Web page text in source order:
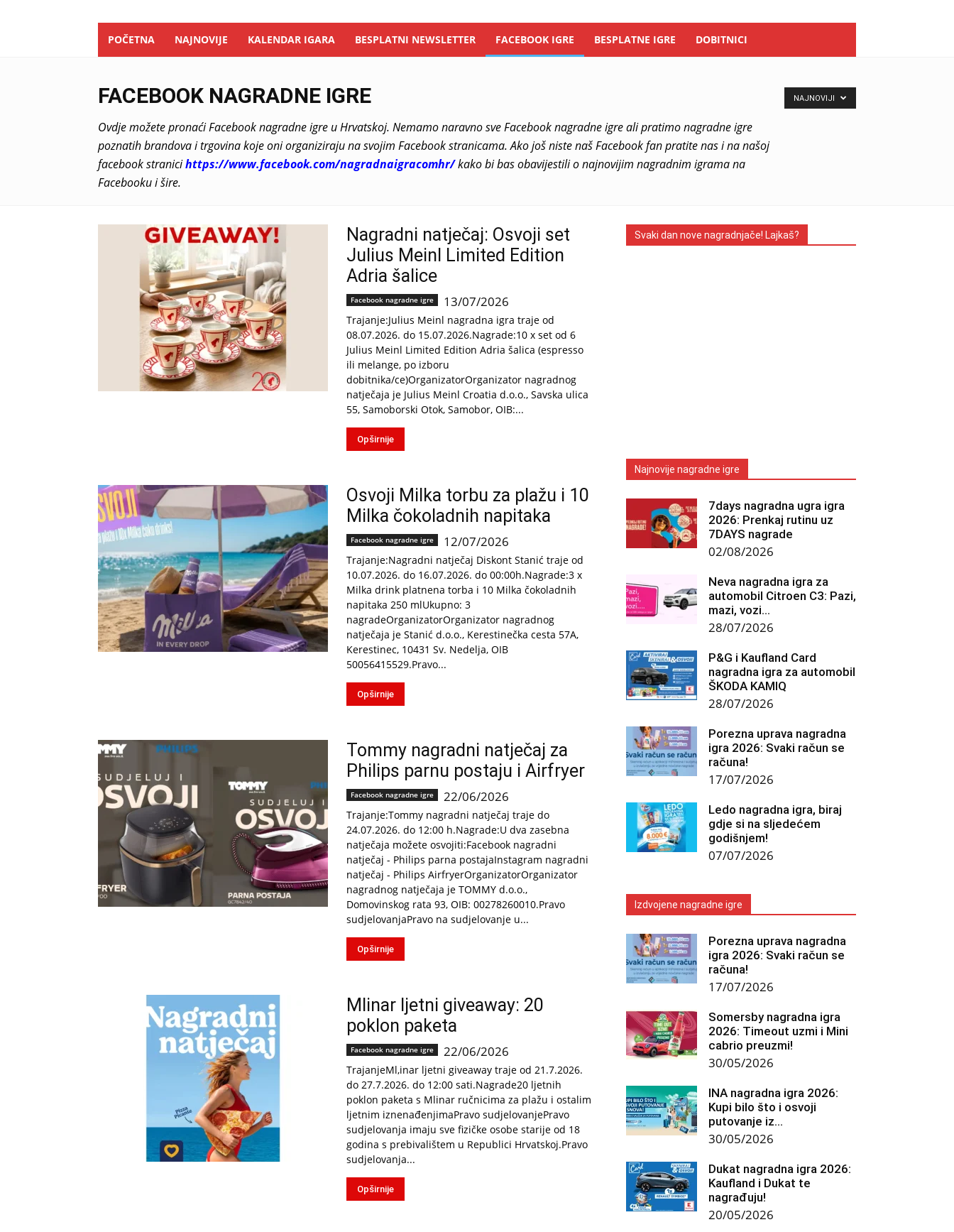
POČETNA NAJNOVIJE KALENDAR IGARA BESPLATNI NEWSLETTER FACEBOOK IGRE BESPLATNE IGRE DOBITNICI
FACEBOOK NAGRADNE IGRE
Ovdje možete pronaći Facebook nagradne igre u Hrvatskoj. Nemamo naravno sve Facebook nagradne igre ali pratimo nagradne igre
poznatih brandova i trgovina koje oni organiziraju na svojim Facebook stranicama. Ako još niste naš Facebook fan pratite nas i na našoj
facebook stranicihttps://www.facebook.com/nagradnaigracomhr/kako bi bas obavijestili o najnovijim nagradnim igrama na
Facebooku i šire.
NAJNOVIJI
Nagradni natječaj: Osvoji set
Julius Meinl Limited Edition
Adria šalice
Facebook nagradne igre 13/07/2026
Trajanje:Julius Meinl nagradna igra traje od
08.07.2026. do 15.07.2026.Nagrade:10 x set od 6
Julius Meinl Limited Edition Adria šalica (espresso
ili melange, po izboru
dobitnika/ce)OrganizatorOrganizator nagradnog
natječaja je Julius Meinl Croatia d.o.o., Savska ulica
55, Samoborski Otok, Samobor, OIB:...
Opširnije
Osvoji Milka torbu za plažu i 10
Milka čokoladnih napitaka
Facebook nagradne igre 12/07/2026
Trajanje:Nagradni natječaj Diskont Stanić traje od
10.07.2026. do 16.07.2026. do 00:00h.Nagrade:3 x
Milka drink platnena torba i 10 Milka čokoladnih
napitaka 250 mlUkupno: 3
nagradeOrganizatorOrganizator nagradnog
natječaja je Stanić d.o.o., Kerestinečka cesta 57A,
Kerestinec, 10431 Sv. Nedelja, OIB
50056415529.Pravo...
Opširnije
Tommy nagradni natječaj za
Philips parnu postaju i Airfryer
Facebook nagradne igre 22/06/2026
Trajanje:Tommy nagradni natječaj traje do
24.07.2026. do 12:00 h.Nagrade:U dva zasebna
natječaja možete osvojiti:Facebook nagradni
natječaj - Philips parna postajaInstagram nagradni
natječaj - Philips AirfryerOrganizatorOrganizator
nagradnog natječaja je TOMMY d.o.o.,
Domovinskog rata 93, OIB: 00278260010.Pravo
sudjelovanjaPravo na sudjelovanje u...
Opširnije
Mlinar ljetni giveaway: 20
poklon paketa
Facebook nagradne igre 22/06/2026
TrajanjeMl,inar ljetni giveaway traje od 21.7.2026.
do 27.7.2026. do 12:00 sati.Nagrade20 ljetnih
poklon paketa s Mlinar ručnicima za plažu i ostalim
ljetnim iznenađenjimaPravo sudjelovanjePravo
sudjelovanja imaju sve fizičke osobe starije od 18
godina s prebivalištem u Republici Hrvatskoj.Pravo
sudjelovanja...
Opširnije
Svaki dan nove nagradnjače! Lajkaš?
Najnovije nagradne igre
7days nagradna ugra igra
2026: Prenkaj rutinu uz
7DAYS nagrade
02/08/2026
Neva nagradna igra za
automobil Citroen C3: Pazi,
mazi, vozi…
28/07/2026
P&G i Kaufland Card
nagradna igra za automobil
ŠKODA KAMIQ
28/07/2026
Porezna uprava nagradna
igra 2026: Svaki račun se
računa!
17/07/2026
Ledo nagradna igra, biraj
gdje si na sljedećem
godišnjem!
07/07/2026
Izdvojene nagradne igre
Porezna uprava nagradna
igra 2026: Svaki račun se
računa!
17/07/2026
Somersby nagradna igra
2026: Timeout uzmi i Mini
cabrio preuzmi!
30/05/2026
INA nagradna igra 2026:
Kupi bilo što i osvoji
putovanje iz...
30/05/2026
Dukat nagradna igra 2026:
Kaufland i Dukat te
nagrađuju!
20/05/2026